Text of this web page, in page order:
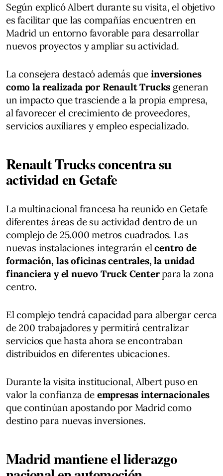
Según explicó Albert durante su visita, el objetivo
es facilitar que las compañías encuentren en
Madrid un entorno favorable para desarrollar
nuevos proyectos y ampliar su actividad.
La consejera destacó además que inversiones
como la realizada por Renault Trucks generan
un impacto que trasciende a la propia empresa,
al favorecer el crecimiento de proveedores,
servicios auxiliares y empleo especializado.
Renault Trucks concentra su
actividad en Getafe
La multinacional francesa ha reunido en Getafe
diferentes áreas de su actividad dentro de un
complejo de 25.000 metros cuadrados. Las
nuevas instalaciones integrarán elcentro de
formación, las oficinas centrales, la unidad
financiera y el nuevo Truck Centerpara la zona
centro.
El complejo tendrá capacidad para albergar cerca
de 200 trabajadores y permitirá centralizar
servicios que hasta ahora se encontraban
distribuidos en diferentes ubicaciones.
Durante la visita institucional, Albert puso en
valor la confianza de empresas internacionales
que continúan apostando por Madrid como
destino para nuevas inversiones.
Madrid mantiene el liderazgo